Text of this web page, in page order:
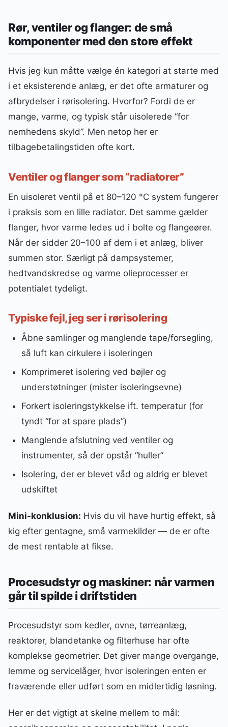
Rør, ventiler og flanger: de små
komponenter med den store effekt
Hvis jeg kun måtte vælge én kategori at starte med
i et eksisterende anlæg, er det ofte armaturer og
afbrydelser i rørisolering. Hvorfor? Fordi de er
mange, varme, og typisk står uisolerede “for
nemhedens skyld”. Men netop her er
tilbagebetalingstiden ofte kort.
Ventiler og flanger som “radiatorer”
En uisoleret ventil på et 80–120 °C system fungerer
i praksis som en lille radiator. Det samme gælder
flanger, hvor varme ledes ud i bolte og flangeører.
Når der sidder 20–100 af dem i et anlæg, bliver
summen stor. Særligt på dampsystemer,
hedtvandskredse og varme olieprocesser er
potentialet tydeligt.
Typiske fejl, jeg ser i rørisolering
Åbne samlinger og manglende tape/forsegling,
så luft kan cirkulere i isoleringen
Komprimeret isolering ved bøjler og
understøtninger (mister isoleringsevne)
Forkert isoleringstykkelse ift. temperatur (for
tyndt “for at spare plads”)
Manglende afslutning ved ventiler og
instrumenter, så der opstår “huller”
Isolering, der er blevet våd og aldrig er blevet
udskiftet
Mini-konklusion: Hvis du vil have hurtig effekt, så
kig efter gentagne, små varmekilder — de er ofte
de mest rentable at fikse.
Procesudstyr og maskiner: når varmen
går til spilde i driftstiden
Procesudstyr som kedler, ovne, tørreanlæg,
reaktorer, blandetanke og filterhuse har ofte
komplekse geometrier. Det giver mange overgange,
lemme og servicelåger, hvor isoleringen enten er
fraværende eller udført som en midlertidig løsning.
Her er det vigtigt at skelne mellem to mål: